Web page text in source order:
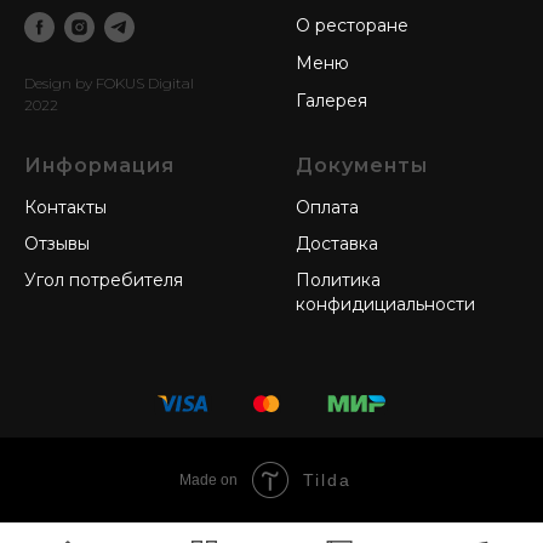
Design by FOKUS Digital
2022
О ресторане
Меню
Галерея
Информация
Контакты
Отзывы
Угол потребителя
Документы
Оплата
Доставка
Политика
конфидициальности
Made on Tilda